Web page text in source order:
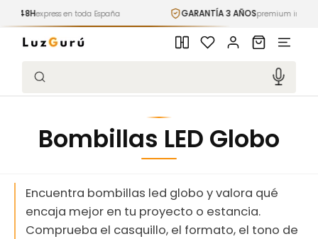
directamente
al contenido
en toda España GARANTÍA 3 AÑOSpremium incluida
Búsqueda
Iniciar
sesión
Carrito
Bombillas LED Globo
Encuentra bombillas led globo y valora qué
encaja mejor en tu proyecto o estancia.
Comprueba el casquillo, el formato, el tono de